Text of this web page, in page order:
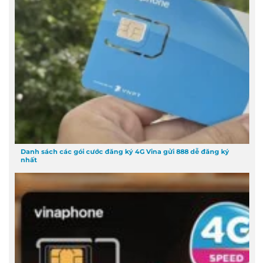
Danh sách các gói cước đăng ký 4G Vina gửi 888 dễ đăng ký
nhất